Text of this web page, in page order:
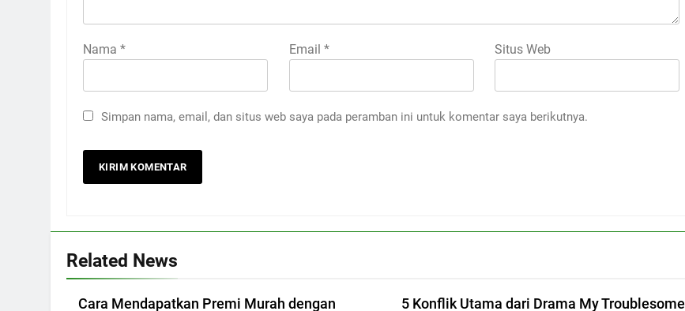
Nama * Email * Situs Web
Simpan nama, email, dan situs web saya pada peramban ini untuk komentar saya berikutnya.
Related News
Cara Mendapatkan Premi Murah dengan 5 Konflik Utama dari Drama My Troublesome